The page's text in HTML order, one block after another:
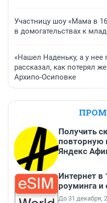
Участницу шоу «Мама в
в домогательствах к
«Нашел Наденьку, а у
рассказал, как потерял
Архипо-Осиповке
Получить
повторную
Яндекс
Интернет в
роуминга и
До 31 декабря,